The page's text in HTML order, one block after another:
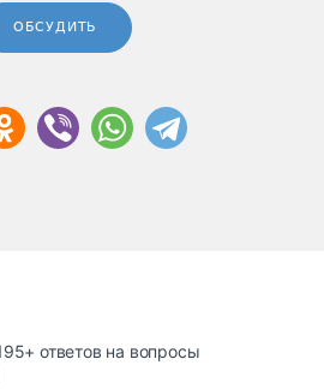
ОБСУДИТЬ
ответов на вопросы